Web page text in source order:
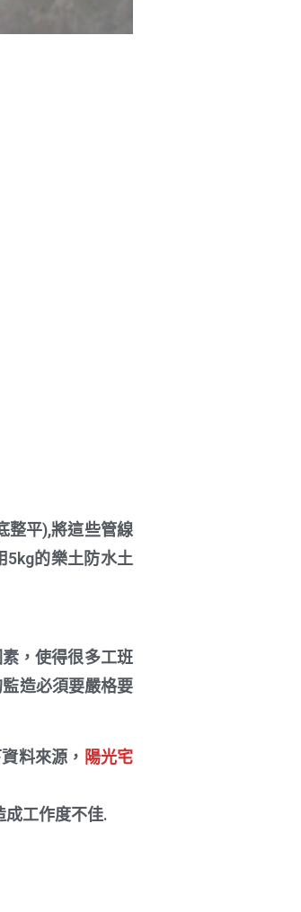
整平),將這些管線
5kg的樂土防水土
，使得很多工班
造必須要嚴格要
料來源， 陽光宅
成工作度不佳.